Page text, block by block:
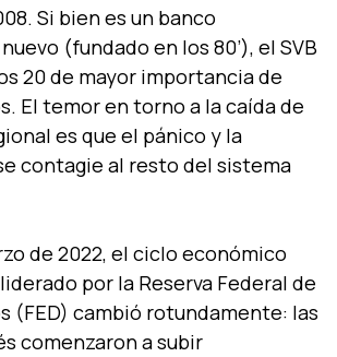
Si bien es un banco
(fundado en los 80’), el SVB
20 de mayor importancia de
El temor en torno a la caída de
es que el pánico y la
contagie al resto del sistema
de 2022, el ciclo económico
por la Reserva Federal de
(FED) cambió rotundamente: las
comenzaron a subir